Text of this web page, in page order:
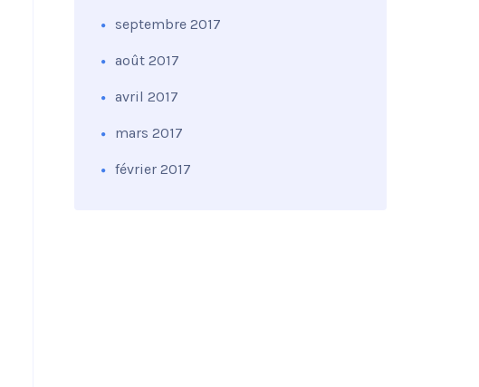
septembre 2017
août 2017
avril 2017
mars 2017
février 2017